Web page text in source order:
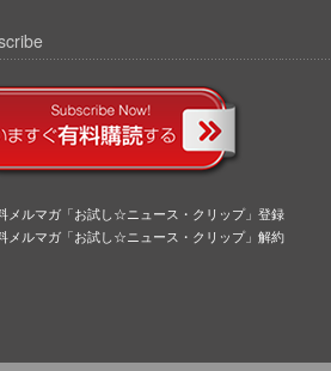
メルマガ「お試し☆ニュース・クリップ」登録
メルマガ「お試し☆ニュース・クリップ」解約